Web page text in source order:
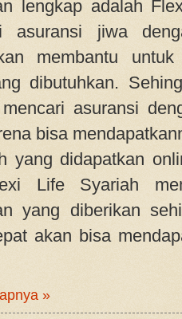
lengkap adalah
asuransi jiwa
membantu
dibutuhkan.
asuransi
bisa
yang didapatkan
Life Syariah
yang diberikan
akan bisa
»